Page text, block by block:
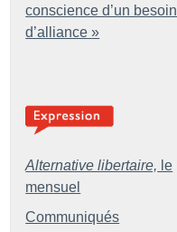
conscience d’un besoin
d’alliance »
Alternative libertaire, le
mensuel
Communiqués